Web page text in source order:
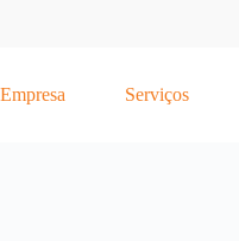
Empresa Serviços